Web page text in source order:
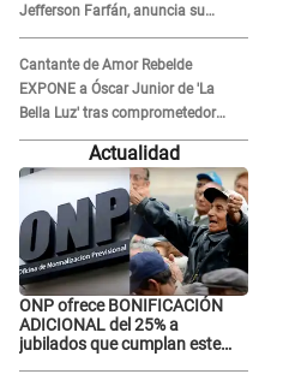
Jefferson Farfán, anuncia su
compromiso: "Sí, para siempre"
Cantante de Amor Rebelde
EXPONE a Óscar Junior de 'La
Bella Luz' tras comprometedor
video y detalla DESAGRADABLE
momento: "Me hizo sentir
Actualidad
ONP ofrece BONIFICACIÓN
ADICIONAL del 25% a
jubilados que cumplan este